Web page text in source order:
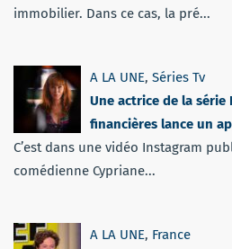
immobilier. Dans ce cas, la pré...
A LA UNE, Séries Tv
Une actrice de la série
financières lance un
C’est dans une vidéo Instagram
comédienne Cypriane...
A LA UNE, France